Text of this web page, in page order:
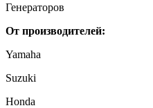
Генераторов
От производителей:
Yamaha
Suzuki
Honda